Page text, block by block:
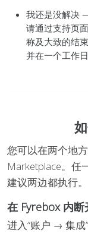
我还是没解决
请通过支持页
称及大致的结
并在一个工作日
您可以在两个地
Marketplace。任
建议两边都执行。
在 Fyrebox 内断
进入“账户 → 集